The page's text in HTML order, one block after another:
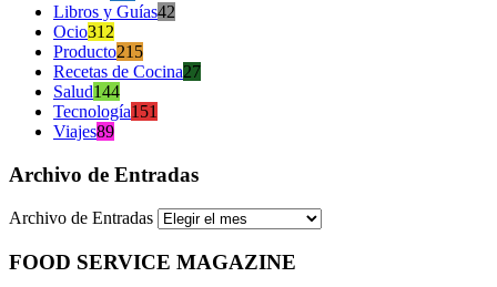
Libros y Guías42
Ocio312
Producto215
Recetas de Cocina27
Salud144
Tecnología151
Viajes89
Archivo de Entradas
Archivo de Entradas
FOOD SERVICE MAGAZINE